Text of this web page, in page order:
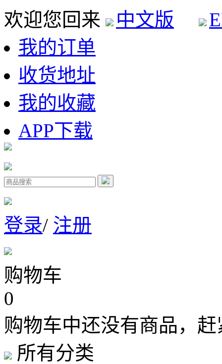
欢迎您回来 中文版
我的订单
收货地址
我的收藏
APP下载
登录/ 注册
购物车
0
购物车中还没有商品，
所有分类